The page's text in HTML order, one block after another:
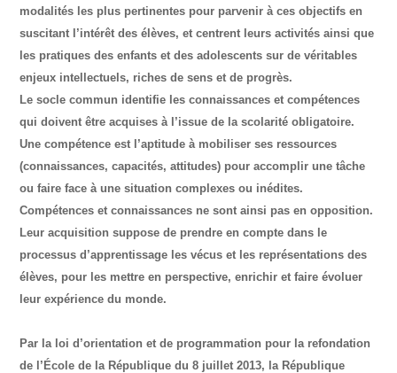
modalités les plus pertinentes pour parvenir à ces objectifs en
suscitant l’intérêt des élèves, et centrent leurs activités ainsi que
les pratiques des enfants et des adolescents sur de véritables
enjeux intellectuels, riches de sens et de progrès.
Le socle commun identifie les connaissances et compétences
qui doivent être acquises à l’issue de la scolarité obligatoire.
Une compétence est l’aptitude à mobiliser ses ressources
(connaissances, capacités, attitudes) pour accomplir une tâche
ou faire face à une situation complexes ou inédites.
Compétences et connaissances ne sont ainsi pas en opposition.
Leur acquisition suppose de prendre en compte dans le
processus d’apprentissage les vécus et les représentations des
élèves, pour les mettre en perspective, enrichir et faire évoluer
leur expérience du monde.
Par la loi d’orientation et de programmation pour la refondation
de l’École de la République du 8 juillet 2013, la République